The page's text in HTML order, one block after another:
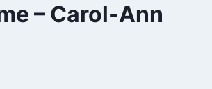
– Carol-Ann